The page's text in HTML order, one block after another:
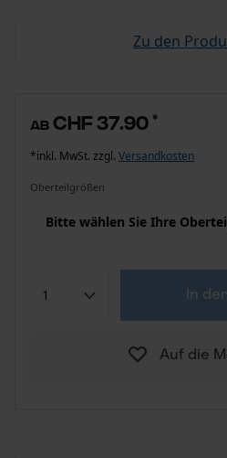
Zu den
ab CHF 37.90 *
*inkl. MwSt. zzgl. Versandkosten
Oberteilgrößen
Bitte wählen Sie Ihre
In
Auf die